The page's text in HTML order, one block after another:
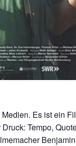
Es ist ein
Tempo,